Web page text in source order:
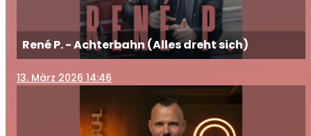
René P. - Achterbahn (Alles dreht sich)
13. März 2026 14:46